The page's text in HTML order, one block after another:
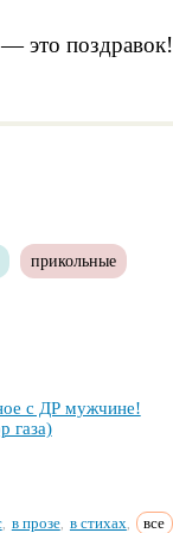
— это поздравок!
прикольные
с ДР муж­чи­не!
га­за)
, в прозе, в стихах все